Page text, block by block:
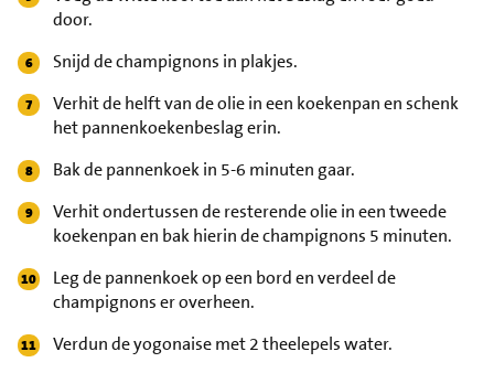
door.
Snijd de champignons in plakjes.
Verhit de helft van de olie in een koekenpan en schenk
het pannenkoekenbeslag erin.
Bak de pannenkoek in 5-6 minuten gaar.
Verhit ondertussen de resterende olie in een tweede
koekenpan en bak hierin de champignons 5 minuten.
Leg de pannenkoek op een bord en verdeel de
champignons er overheen.
Verdun de yogonaise met 2 theelepels water.